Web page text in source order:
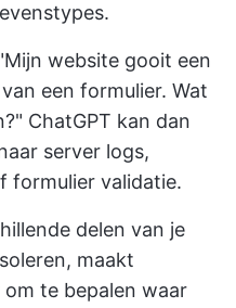
website gooit een
een formulier. Wat
ChatGPT kan dan
server logs,
formulier validatie.
delen van je
maakt
te bepalen waar